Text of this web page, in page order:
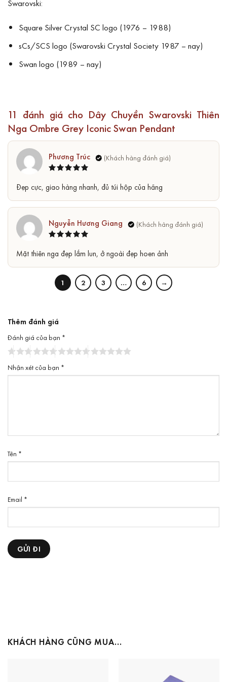
Swarovski:
Square Silver Crystal SC logo (1976 – 1988)
sCs/SCS logo (Swarovski Crystal Society 1987 – nay)
Swan logo (1989 – nay)
11 đánh giá cho Dây Chuyền Swarovski Thiên
Nga Ombre Grey Iconic Swan Pendant
hạng55
sao
Phương Trúc
Đẹp cực, giao hàng nhanh, đủ túi hộp của hãng
hạng55
sao
Nguyễn Hương Giang
Mặt thiên nga đẹp lắm lun, ở ngoài đẹp hoen ảnh
1 2 3 … 6 →
Thêm đánh giá
Đánh giá của bạn *
Nhận xét của bạn *
Tên *
Email *
KHÁCH HÀNG CŨNG MUA…